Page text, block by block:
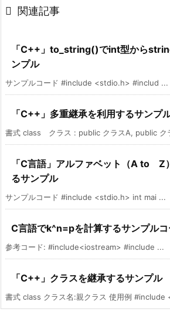
 関連記事
「C++」to_string()でint型から
ンプル
サンプルコード #include <stdio.h> #includ ...
「C++」多重継承を利用するサンプ
書式 class クラス : public クラスA, public ク
「C言語」アルファベット（A to Z
るサンプル
サンプルコード #include <stdio.h> int mai ...
C言語でk^n=pを計算するサンプルコ
参考コード: #include<iostream> #include ...
「C++」クラスを継承するサンプル
書式 class クラス名:親クラス 使用例 #include